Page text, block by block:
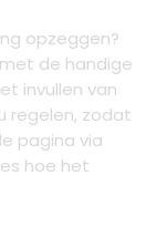
opzeggen?
de handige
invullen van
regelen, zodat
pagina via
hoe het